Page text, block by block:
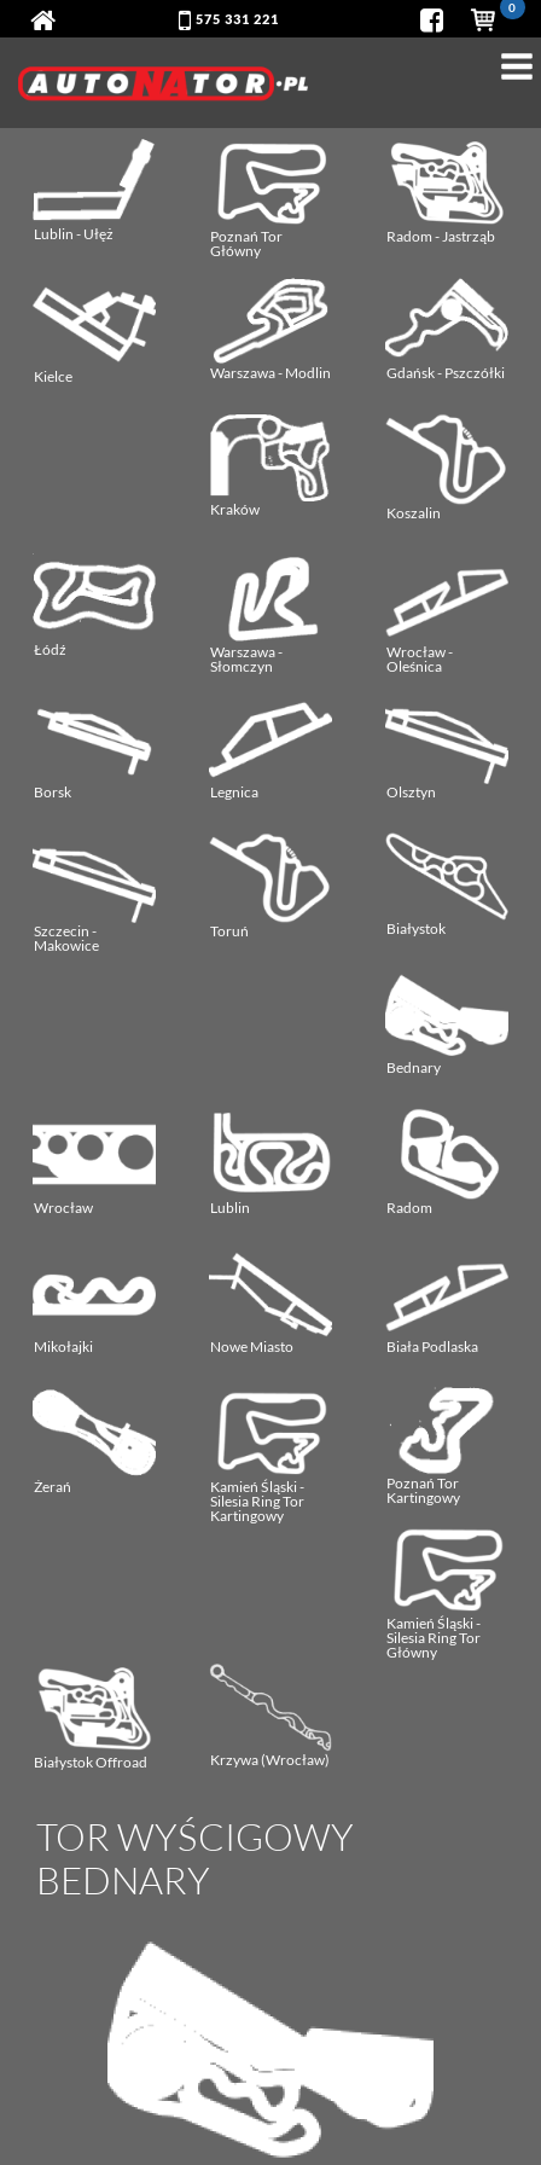
575 331 221
0
Lublin - Ułęż
Poznań Tor
Główny
Radom - Jastrząb
Kielce Warszawa - Modlin Gdańsk - Pszczółki
Kraków Koszalin
Łódź
Warszawa -
Słomczyn
Wrocław -
Oleśnica
Borsk Legnica Olsztyn
Szczecin -
Makowice
Toruń Białystok
Bednary
Wrocław Lublin Radom
Mikołajki Nowe Miasto Biała Podlaska
Żerań
Kamień Śląski -
Silesia Ring Tor
Kartingowy
Poznań Tor
Kartingowy
Kamień Śląski -
Silesia Ring Tor
Główny
Białystok Offroad Krzywa (Wrocław)
TOR WYŚCIGOWY
BEDNARY